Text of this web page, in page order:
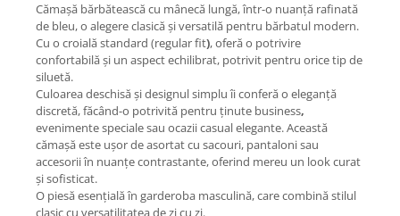
Cămașă bărbătească cu mânecă lungă, într-o nuanță rafinată
de bleu, o alegere clasică și versatilă pentru bărbatul modern.
Cu o croială standard (regular fit), oferă o potrivire
confortabilă și un aspect echilibrat, potrivit pentru orice tip de
siluetă.
Culoarea deschisă și designul simplu îi conferă o eleganță
discretă, făcând-o potrivită pentru ținute business,
evenimente specialesau ocazii casual elegante. Această
cămașă este ușor de asortat cu sacouri, pantaloni sau
accesorii în nuanțe contrastante, oferind mereu un lookcurat
și sofisticat.
O piesă esențială în garderoba masculină, care combinăstilul
clasiccu versatilitatea de zi cu zi.